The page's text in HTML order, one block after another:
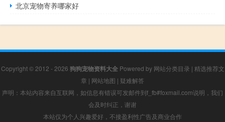
北京宠物寄养哪家好
Copyright © 2012 - 2026 狗狗宠物资料大全Powered by 网站分类目录 | 精选推荐文
章 | 网站地图 | 疑难解答
声明：本站内容来自互联网，如信息有错误可发邮件到f_fb#foxmail.com说明，我们
会及时纠正，谢谢
本站仅为个人兴趣爱好，不接盈利性广告及商业合作